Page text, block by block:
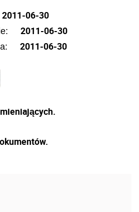
2011-06-30
2011-06-30
2011-06-30